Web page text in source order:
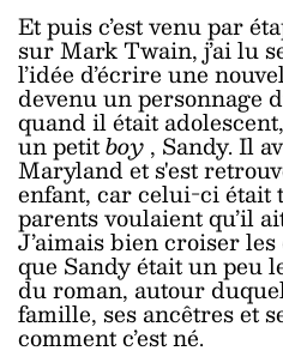
Et puis c’est venu par
sur Mark Twain, j’ai lu
l’idée d’écrire une
devenu un personnage
quand il était
un petitboy, Sandy. Il
Maryland et s'est
enfant, car celui-ci était
parents voulaient qu’il
J’aimais bien croiser
que Sandy était un peu
du roman, autour
famille, ses ancêtres et
comment c’est né.